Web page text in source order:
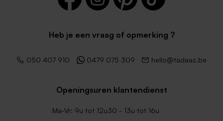
Heb je een vraag of opmerking ?
050 407 910 0479 075 309 hello@tadaaz.be
Openingsuren klantendienst
Ma-Vr: 9u tot 12u30 - 13u tot 16u